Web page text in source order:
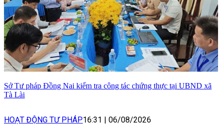
Sở Tư pháp Đồng Nai kiểm tra công tác chứng thực tại UBND xã
Tà Lài
HOẠT ĐỘNG TƯ PHÁP16:31 06/08/2026